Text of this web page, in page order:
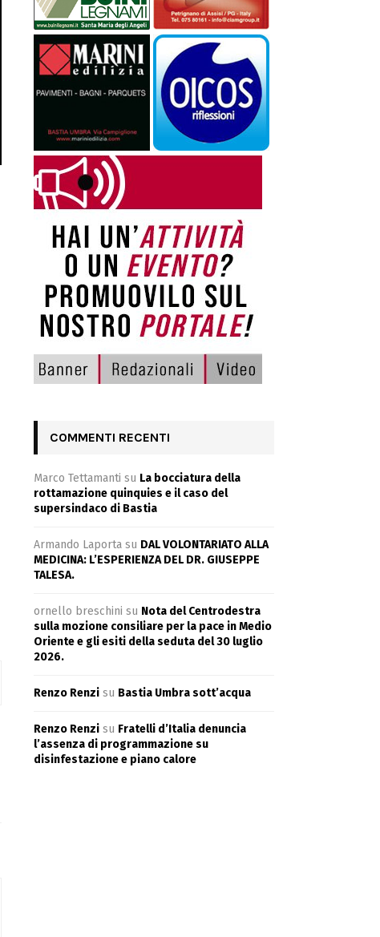
COMMENTI RECENTI
Marco Tettamanti su La bocciatura della
rottamazione quinquies e il caso del
supersindaco di Bastia
Armando Laporta su DAL VOLONTARIATO ALLA
MEDICINA: L’ESPERIENZA DEL DR. GIUSEPPE
TALESA.
ornello breschini su Nota del Centrodestra
sulla mozione consiliare per la pace in Medio
Oriente e gli esiti della seduta del 30 luglio
2026.
Renzo Renzi su Bastia Umbra sott’acqua
Renzo Renzi su Fratelli d’Italia denuncia
l’assenza di programmazione su
disinfestazione e piano calore